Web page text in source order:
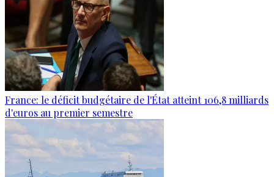
France: le déficit budgétaire de l'État atteint 106,8 milliards
d'euros au premier semestre